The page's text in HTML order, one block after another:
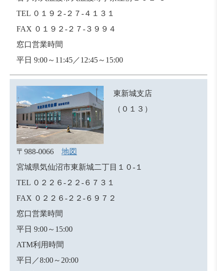
TEL ０１９２-２７-４１３１
FAX ０１９２-２７-３９９４
窓口営業時間
平日 9:00～11:45／12:45～15:00
東新城支店
（０１３）
〒988-0066 地図
宮城県気仙沼市東新城二丁目１０-１
TEL ０２２６-２２-６７３１
FAX ０２２６-２２-６９７２
窓口営業時間
平日 9:00～15:00
ATM利用時間
平日／8:00～20:00